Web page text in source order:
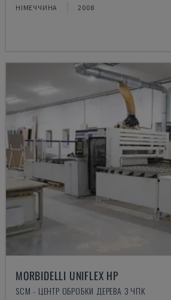
НІМЕЧЧИНА 2008
MORBIDELLI UNIFLEX HP
SCM - ЦЕНТР ОБРОБКИ ДЕРЕВА З ЧПК